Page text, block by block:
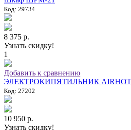
Код: 29734
8 375 р.
Узнать скидку!
1
Добавить к сравнению
ЭЛЕКТРОКИПЯТИЛЬНИК AIRHOT
Код: 27202
10 950 р.
Узнать скидку!